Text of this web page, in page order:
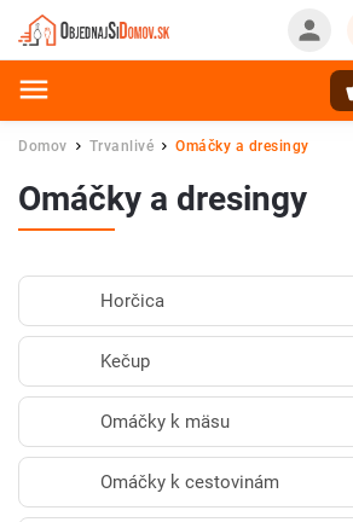
Domov / Trvanlivé / Omáčky a dresingy
Omáčky a dresingy
Horčica
Kečup
Omáčky k mäsu
Omáčky k cestovinám